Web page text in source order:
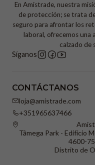
En Amistrade, nuestra
de protección; se trata
seguro para afrontar los
laboral, ofrecemos una
calzado de
Síganos
CONTÁCTANOS
loja@amistrade.com
+351965637466
Tâmega Park - Edifício
4600-
Distrito de